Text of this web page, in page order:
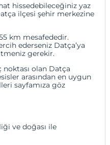
hissedebileceğiniz yaz
ilçesi şehir merkezine
km mesafededir.
ederseniz Datça’ya
gerekir.
noktası olan Datça
arasından en uygun
sayfamıza göz
ve doğası ile